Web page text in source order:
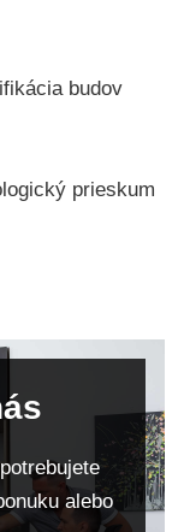
budov
prieskum
alebo